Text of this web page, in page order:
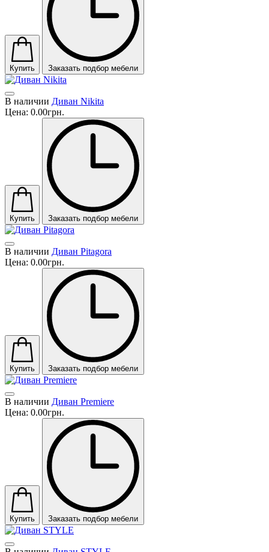
Купить Заказать подбор мебели
В наличии Диван Nikita
Цена: 0.00грн.
Купить Заказать подбор мебели
В наличии Диван Pitagora
Цена: 0.00грн.
Купить Заказать подбор мебели
В наличии Диван Premiere
Цена: 0.00грн.
Купить Заказать подбор мебели